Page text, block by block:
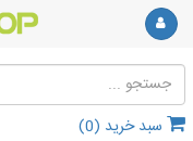
سبد خرید (0
)